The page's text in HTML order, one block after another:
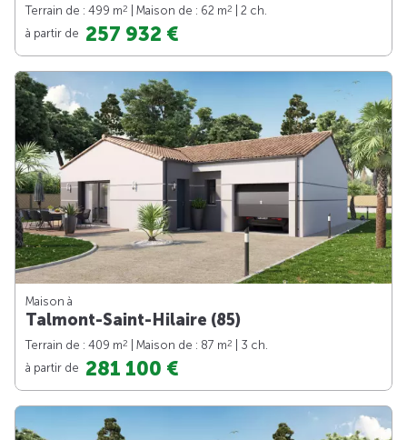
Terrain de : 499 m2 | Maison de : 62 m2
| 2 ch.
à partir de 257 932 €
Maison à
Talmont-Saint-Hilaire (85)
Terrain de : 409 m2 | Maison de : 87 m2
| 3 ch.
à partir de 281 100 €